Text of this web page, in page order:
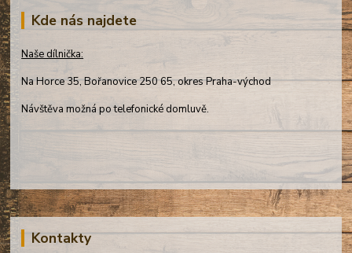
Kde nás najdete
Naše dílnička:
Na Horce 35, Bořanovice 250 65, okres Praha-východ
Návštěva možná po telefonické domluvě.
Kontakty